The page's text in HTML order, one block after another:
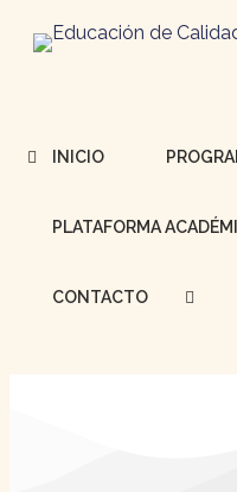
INICIO
PLATAFORMA
CONTACTO